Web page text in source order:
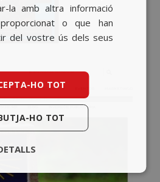
la amb altra informació
o que han
del vostre ús dels seus
HO TOT
HO TOT